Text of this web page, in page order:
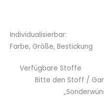
Individualisierbar:
Farbe, Größe, Bestickung
Verfügbare Stoffe
Bitte den Stoff /